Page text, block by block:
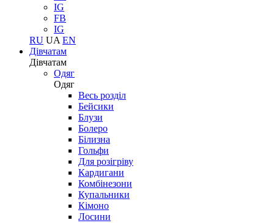
IG
FB
IG
RU UA EN
Дівчатам
Дівчатам
Одяг
Одяг
Весь розділ
Бейсики
Блузи
Болеро
Білизна
Гольфи
Для розігріву
Кардигани
Комбінезони
Купальники
Кімоно
Лосини